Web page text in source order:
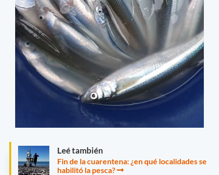
Leé también
Fin de la cuarentena: ¿en qué localidades se
habilitó la pesca?